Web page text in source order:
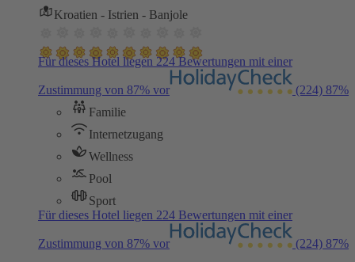
Kroatien - Istrien - Banjole
Für dieses Hotel liegen 224 Bewertungen mit einer
Zustimmung von 87% vor (224) 87%
Familie
Internetzugang
Wellness
Pool
Sport
Für dieses Hotel liegen 224 Bewertungen mit einer
Zustimmung von 87% vor (224) 87%